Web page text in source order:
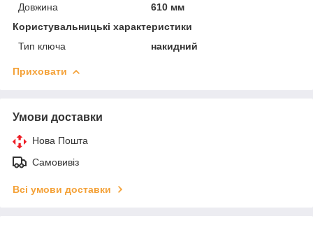
Довжина
610 мм
Користувальницькі характеристики
Тип ключа
накидний
Приховати
Умови доставки
Нова Пошта
Самовивіз
Всі умови доставки